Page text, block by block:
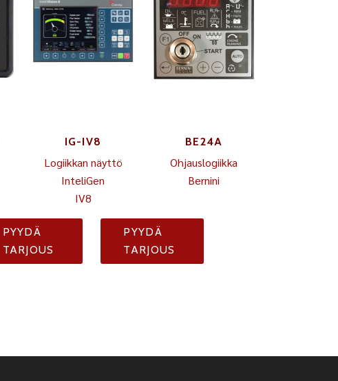
IG-IV8
Logiikkan näyttö
InteliGen
IV8
PYYDÄ
TARJOUS
BE24A
Ohjauslogiikka
Bernini
PYYDÄ
TARJOUS